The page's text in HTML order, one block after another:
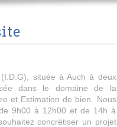
située à Auch à deux
dans le domaine de la
et Estimation de bien. Nous
9h00 à 12h00 et de 14h à
concrétiser un projet